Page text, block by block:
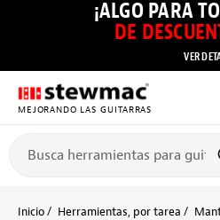
¡ALGO PARA
DE
VER
MEJORANDO LAS GUITARRAS
Inicio Herramientas, por tarea